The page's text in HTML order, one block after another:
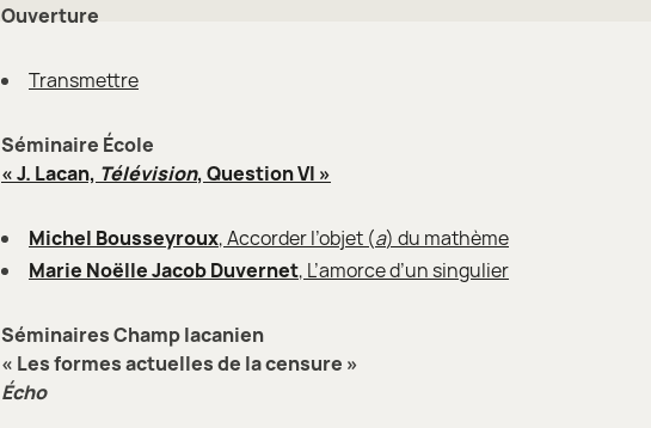
Ouverture
Transmettre
Séminaire École
« J. Lacan, Télévision, Question VI »
Michel Bousseyroux, Accorder l’objet (a) du mathème
Marie Noëlle Jacob Duvernet, L’amorce d’un singulier
Séminaires Champ lacanien
« Les formes actuelles de la censure »
Écho